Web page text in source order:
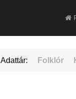
Adattár: Folklór